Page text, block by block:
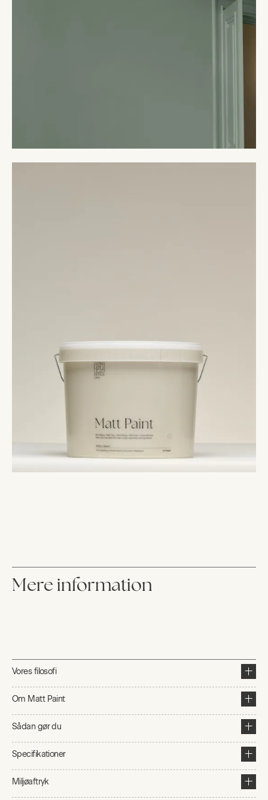
Mere information
Vores filosofi
Om Matt Paint
Sådan gør du
Specifikationer
Miljøaftryk